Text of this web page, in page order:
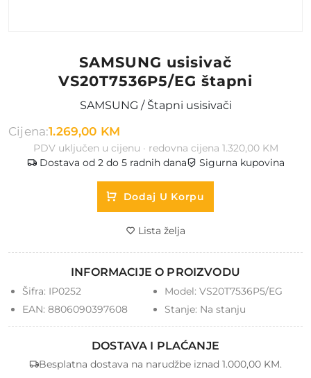
SAMSUNG usisivač
VS20T7536P5/EG štapni
SAMSUNG / Štapni usisivači
Cijena:1.269,00 KM
PDV uključen u cijenu · redovna cijena 1.320,00 KM
Dostava od 2 do 5 radnih dana
Sigurna kupovina
Dodaj U Korpu
Lista želja
INFORMACIJE O PROIZVODU
Šifra: IP0252 Model: VS20T7536P5/EG
EAN: 8806090397608 Stanje: Na stanju
DOSTAVA I PLAĆANJE
Besplatna dostava na narudžbe iznad 1.000,00 KM.